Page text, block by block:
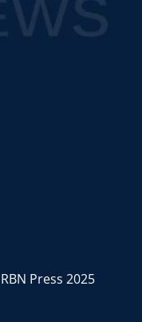
Press 2025